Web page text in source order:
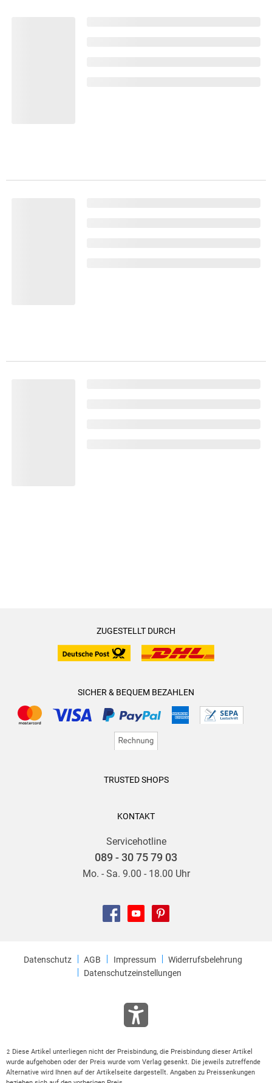
ZUGESTELLT DURCH
SICHER & BEQUEM BEZAHLEN
TRUSTED SHOPS
KONTAKT
Servicehotline
089 - 30 75 79 03
Mo. - Sa. 9.00 - 18.00 Uhr
Datenschutz AGB Impressum
Widerrufsbelehrung
Datenschutzeinstellungen
2
Diese Artikel unterliegen nicht der Preisbindung, die Preisbindung dieser Artikel
wurde aufgehoben oder der Preis wurde vom Verlag gesenkt. Die jeweils zutreffende
Alternative wird Ihnen auf der Artikelseite dargestellt. Angaben zu Preissenkungen